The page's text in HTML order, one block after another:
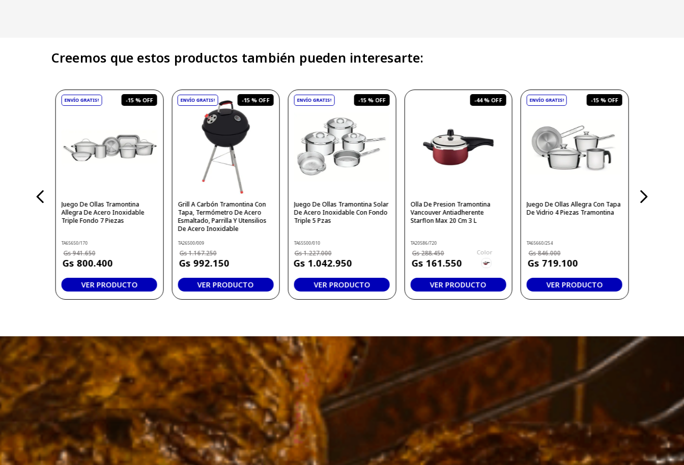
Creemos que estos productos también pueden interesarte:
-15 %
Juego De Ollas Tramontina
Allegra De Acero Inoxidable
Triple Fondo 7 Piezas
TA65650/170
941.650
800.400
VER PRODUCTO
-15 %
Grill A Carbón Tramontina Con
Tapa, Termómetro De Acero
Esmaltado, Parrilla Y Utensilios
De Acero Inoxidable
TA26500/009
1.167.250
992.150
VER PRODUCTO
-15 %
Juego De Ollas Tramontina Solar
De Acero Inoxidable Con Fondo
Triple 5 Pzas
TA65500/010
1.227.000
1.042.950
VER PRODUCTO
-44 %
Olla De Presion Tramontina
Vancouver Antiadherente
Starflon Max 20 Cm 3 L
TA20586/720
288.450
161.550
Color
VER PRODUCTO
-15 %
Juego De Ollas Allegra Con Tapa
De Vidrio 4 Piezas Tramontina
TA65660/254
846.000
719.100
VER PRODUCTO